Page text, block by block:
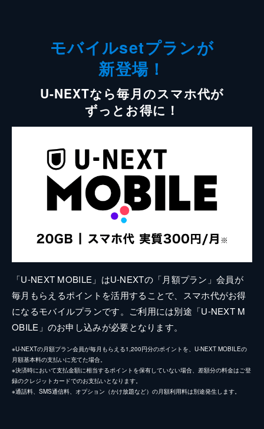
モバイルsetプランが
新登場！
U-NEXTなら毎月のスマホ代が
ずっとお得に！
「U-NEXT MOBILE」はU-NEXTの「月額プラン」会員が
毎月もらえるポイントを活用することで、スマホ代がお得
になるモバイルプランです。ご利用には別途「U-NEXT M
OBILE」のお申し込みが必要となります。
※U-NEXTの月額プラン会員が毎月もらえる1,200円分のポイントを、U-NEXT MOBILEの
月額基本料の支払いに充てた場合。
※決済時において支払金額に相当するポイントを保有していない場合、差額分の料金はご登
録のクレジットカードでのお支払いとなります。
※通話料、SMS通信料、オプション（かけ放題など）の月額利用料は別途発生します。